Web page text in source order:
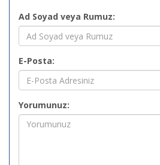
Ad Soyad veya Rumuz:
E-Posta:
Yorumunuz: